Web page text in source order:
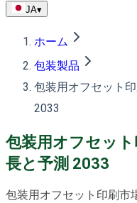
JA▾
ホーム
包装製品
包装用オフセット
2033
包装用オフセッ
長と予測 2033
包装用オフセット印刷市